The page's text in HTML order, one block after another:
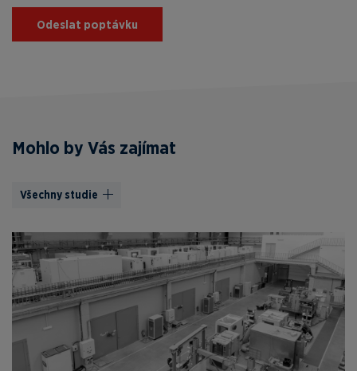
Odeslat poptávku
Mohlo by Vás zajímat
Všechny studie